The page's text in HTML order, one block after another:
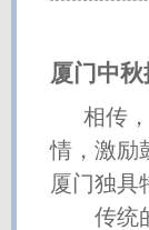
厦门中
相传，
情，激励
厦门独具
传统的